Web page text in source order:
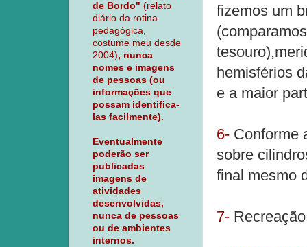
fizemos um
hemisférios
e a maior
6- Conforme
sobre
final mesmo
7-
de Bordo" (relato
diário da rotina
pedagógica,
costume meu desde
2004), nunca
nomes e imagens
de pessoas (ou
informações que
possam identifica-
las facilmente).
Eventualmente
poderão ser
publicadas
imagens de
atividades
desenvolvidas,
nunca de pessoas
ou de ambientes
internos.